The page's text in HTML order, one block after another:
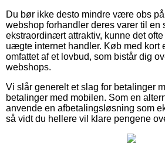
Du bør ikke desto mindre være obs
webshop forhandler deres varer til en
ekstraordinært attraktiv, kunne det
uægte internet handler. Køb med kort
omfattet af et lovbud, som bistår dig
webshops.
Vi slår generelt et slag for betalinger
betalinger med mobilen. Som en
anvende en afbetalingsløsning som
så vidt du hellere vil klare pengene